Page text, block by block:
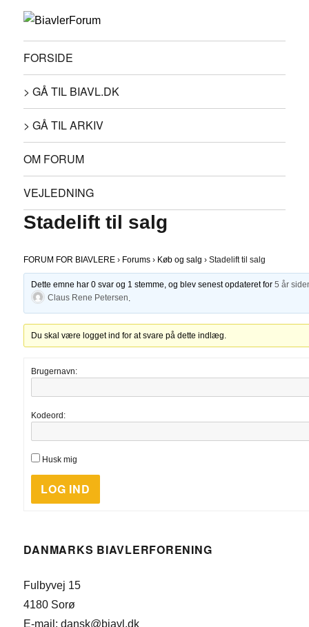
FORSIDE
> GÅ TIL BIAVL.DK
> GÅ TIL ARKIV
OM FORUM
VEJLEDNING
Stadelift til salg
FORUM FOR BIAVLERE › Forums › Køb og salg › Stadelift til salg
Dette emne har 0 svar og 1 stemme, og blev senest opdateret for 5 år
Claus Rene Petersen
Du skal være logget ind for at svare på dette indlæg.
Brugernavn:
Kodeord:
Husk mig
LOG IND
DANMARKS BIAVLERFORENING
Fulbyvej 15
4180 Sorø
E-mail: dansk@biavl.dk